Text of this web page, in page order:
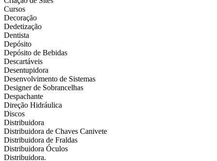
Cursos
Decoração
Dedetização
Dentista
Depósito
Depósito de Bebidas
Descartáveis
Desentupidora
Desenvolvimento de Sistemas
Designer de Sobrancelhas
Despachante
Direção Hidráulica
Discos
Distribuidora
Distribuidora de Chaves Canivete
Distribuidora de Fraldas
Distribuidora Óculos
Distribuidora.